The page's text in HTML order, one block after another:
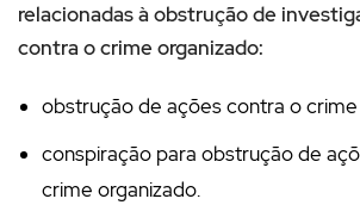
relacionadas à obstrução de
contra o crime organizado:
obstrução de ações contra o
conspiração para obstrução de
crime organizado.